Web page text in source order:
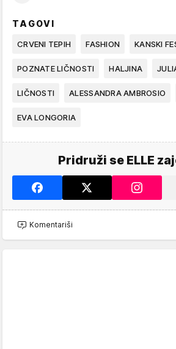
TAGOVI
CRVENI TEPIH FASHION KANSKI
POZNATE LIČNOSTI HALJINA
LIČNOSTI ALESSANDRA AMBROSIO
EVA LONGORIA
Pridruži se ELLE
Komentariši